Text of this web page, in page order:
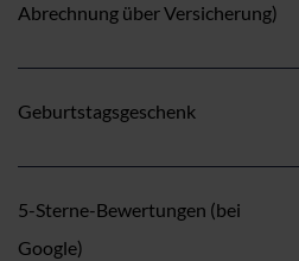
Abrechnung über Versicherung)
Geburtstagsgeschenk
5-Sterne-Bewertungen (bei
Google)